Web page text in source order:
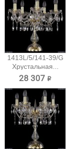
1413L/5/141-39/G
Хрустальная...
28 307 ₽